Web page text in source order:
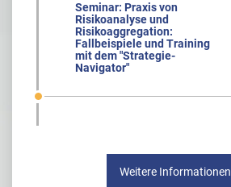
Seminar: Praxis von
Risikoanalyse und
Risikoaggregation:
Fallbeispiele und Training
mit dem "Strategie-
Navigator"
Weitere Informationen